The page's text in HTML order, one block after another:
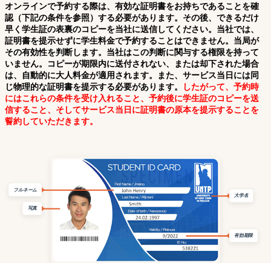
オンラインで予約する際は、有効な証明書をお持ちであることを確
認（下記の条件を参照）する必要があります。その後、できるだけ
早く学生証の表裏のコピーを当社に送信してください。当社では、
証明書を提示せずに学生料金で予約することはできません。当局が
その有効性を判断します。当社はこの判断に関与する権限を持って
いません。コピーが期限内に送付されない、または却下された場合
は、自動的に大人料金が適用されます。また、サービス当日には同
じ物理的な証明書を提示する必要があります。
したがって、予約時
にはこれらの条件を受け入れること、予約後に学生証のコピーを送
信すること、そしてサービス当日に証明書の原本を提示することを
誓約していただきます。
フルネーム
写真
大学名
有効期限